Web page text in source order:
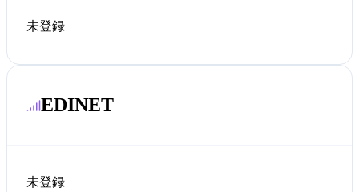
未登録
EDINET
未登録